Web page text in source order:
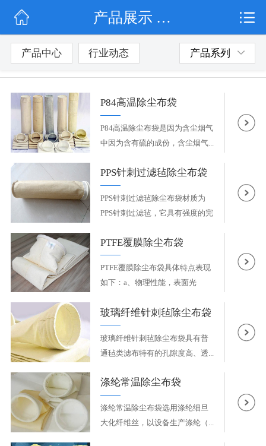
公司简介
行业动态
产品展示
产品展示 / 除尘布袋
产品中心 行业动态 产品系列
P84高温除尘布袋
P84高温除尘布袋是因为含尘烟气
中因为含有硫的成份，含尘烟气...
PPS针刺过滤毡除尘布袋
PPS针刺过滤毡除尘布袋材质为
PPS针刺过滤毡，它具有强度的完
PTFE覆膜除尘布袋
PTFE覆膜除尘布袋具体特点表现
如下：a、物理性能，表面光
玻璃纤维针刺毡除尘布袋
玻璃纤维针刺毡除尘布袋具有普
通毡类滤布特有的孔隙度高、透...
涤纶常温除尘布袋
涤纶常温除尘布袋选用涤纶细旦
大化纤维丝，以设备生产涤纶（...